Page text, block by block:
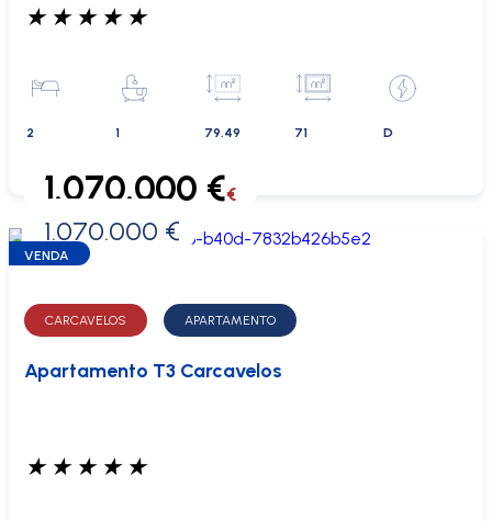
★ ★ ★ ★ ★
2 1 79.49 71 D
0 €
1.070.000 €€
1.070.000 €
VENDA
CARCAVELOS APARTAMENTO
Apartamento T3 Carcavelos
★ ★ ★ ★ ★